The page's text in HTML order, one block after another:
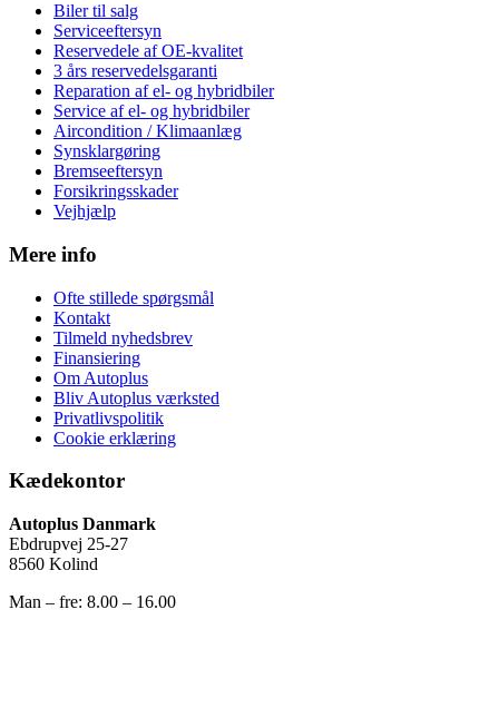
Biler til salg
Serviceeftersyn
Reservedele af OE-kvalitet
3 års reservedelsgaranti
Reparation af el- og hybridbiler
Service af el- og hybridbiler
Aircondition / Klimaanlæg
Synsklargøring
Bremseeftersyn
Forsikringsskader
Vejhjælp
Mere info
Ofte stillede spørgsmål
Kontakt
Tilmeld nyhedsbrev
Finansiering
Om Autoplus
Bliv Autoplus værksted
Privatlivspolitik
Cookie erklæring
Kædekontor
Autoplus Danmark
Ebdrupvej 25-27
8560 Kolind
Man – fre: 8.00 – 16.00